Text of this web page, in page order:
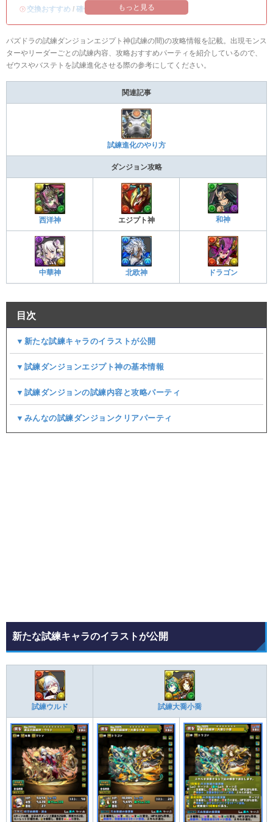
・交換おすすめ / 確保数解説 もっと見る
パズドラの試練ダンジョンエジプト神(試練の間)の攻略情報を記載。出現モンス
ターやリーダーごとの試練内容、攻略おすすめパーティを紹介しているので、
ゼウスやバステトを試練進化させる際の参考にしてください。
関連記事
試練進化のやり方
ダンジョン攻略
西洋神 エジプト神 和神
中華神 北欧神 ドラゴン
目次
▼新たな試練キャラのイラストが公開
▼試練ダンジョンエジプト神の基本情報
▼試練ダンジョンの試練内容と攻略パーティ
▼みんなの試練ダンジョンクリアパーティ
新たな試練キャラのイラストが公開
試練ウルド 試練大喬小喬